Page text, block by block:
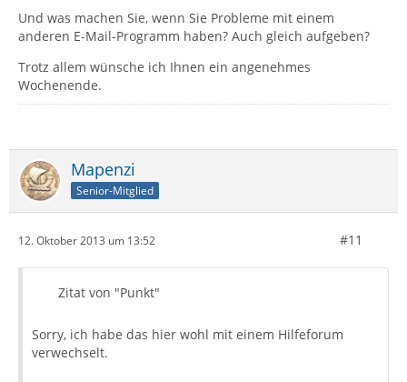
Und was machen Sie, wenn Sie Probleme mit einem
anderen E-Mail-Programm haben? Auch gleich aufgeben?
Trotz allem wünsche ich Ihnen ein angenehmes
Wochenende.
Mapenzi
Senior-Mitglied
12. Oktober 2013 um 13:52 #11
Zitat von "Punkt"
Sorry, ich habe das hier wohl mit einem Hilfeforum
verwechselt.